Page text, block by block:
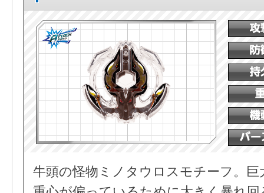
牛頭の怪物ミノタウロスモチーフ。